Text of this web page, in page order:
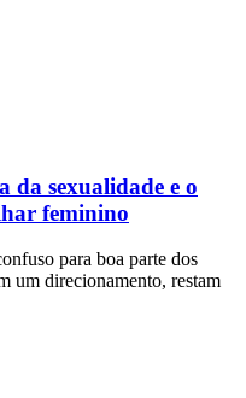
da sexualidade e o
feminino
para boa parte dos
um direcionamento, restam